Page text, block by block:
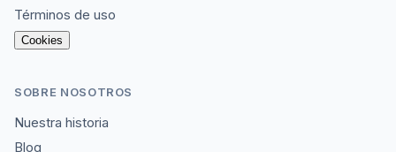
Términos de uso
Cookies
SOBRE NOSOTROS
Nuestra historia
Blog